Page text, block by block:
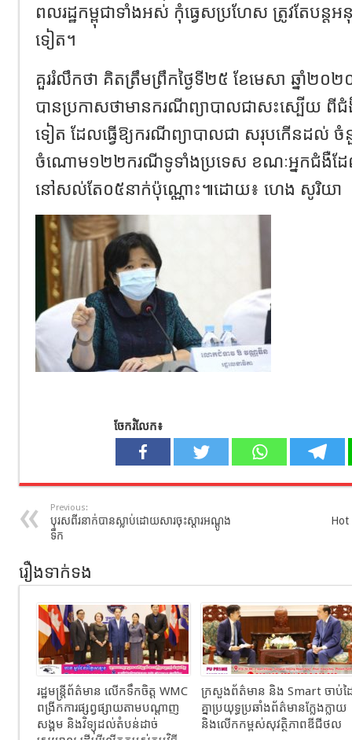
ពលរដ្ឋកម្ពុជាទាំងអស់ កុំធ្វេសប្រហែស ត្រូវតែបន្តអនុវ
ទៀត។
គួររំលឹកថា គិតត្រឹមព្រឹកថ្ងៃទី២៥ ខែមេសា ឆ្នាំ២
បានប្រកាសថាមានករណីព្យាបាលជាសះស្បើយ ពី
ទៀត ដែលធ្វើឱ្យករណីព្យាបាលជា សរុបកើនដល់ ចំ
ចំណោម១២២ករណីទូទាំងប្រទេស ខណៈអ្នកជំងឺដែ
នៅសល់តែ០៥នាក់ប៉ុណ្ណោះ៕ដោយ៖ ហេង សូរិយា
ចែករំលែក៖
Previous:
បុរសពីរនាក់បានស្លាប់ដោយសារចុះស្ដារអណ្ដូង
ទឹក
Hot
រឿងទាក់ទង
រដ្ឋមន្ត្រីព័ត៌មាន លើកទឹកចិត្ត WMC
ពង្រីកការផ្សព្វផ្សាយតាមបណ្តាញ
សង្គម និងវិទ្យុដល់តំបន់ដាច់
ក្រសួងព័ត៌មាន និង Smart ចាប់ដ
គ្នាប្រយុទ្ធប្រឆាំងព័ត៌មានក្លែងក្លាយ
និងលើកកម្ពស់សុវត្ថិភាពឌីជីថល